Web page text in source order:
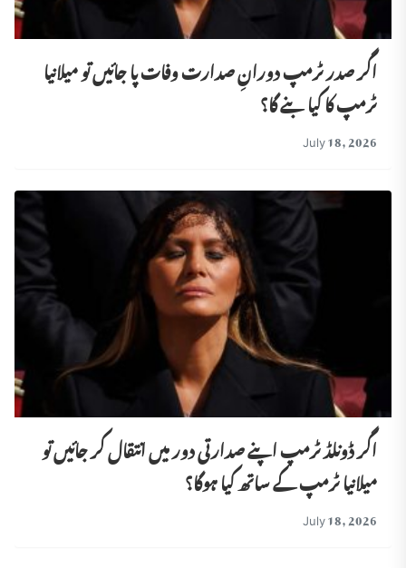
اگر صدر ٹرمپ دورانِ صدارت وفات پا جائیں تو میلانیا
ٹرمپ کا کیا بنے گا؟
July 18, 2026
اگر ڈونلڈ ٹرمپ اپنے صدارتی دور میں انتقال کر جائیں تو
میلانیا ٹرمپ کے ساتھ کیا ہوگا؟
July 18, 2026